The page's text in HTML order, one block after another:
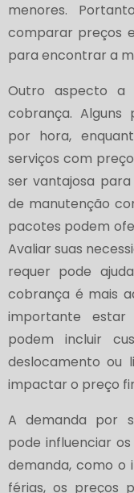
menores.
comparar preços
para encontrar a
Outro aspecto a
cobrança. Alguns
por hora,
serviços com
ser vantajosa para
de manutenção
pacotes podem
Avaliar suas
requer pode
cobrança é mais
importante estar
podem incluir
deslocamento ou
impactar o preço
A demanda por
pode influenciar
demanda, como o
férias, os preços